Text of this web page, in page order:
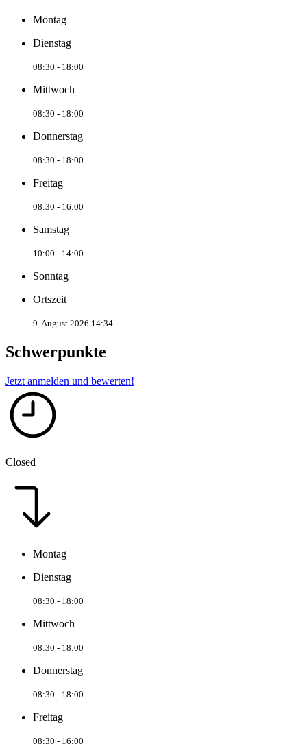
Montag
Dienstag
08:30 - 18:00
Mittwoch
08:30 - 18:00
Donnerstag
08:30 - 18:00
Freitag
08:30 - 16:00
Samstag
10:00 - 14:00
Sonntag
Ortszeit
9. August 2026 14:34
Schwerpunkte
Jetzt anmelden und bewerten!
Closed
Montag
Dienstag
08:30 - 18:00
Mittwoch
08:30 - 18:00
Donnerstag
08:30 - 18:00
Freitag
08:30 - 16:00